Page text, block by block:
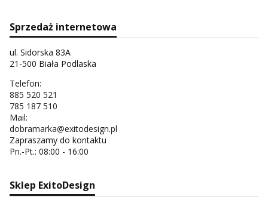
Sprzedaż internetowa
ul. Sidorska 83A
21-500 Biała Podlaska
Telefon:
885 520 521
785 187 510
Mail:
dobramarka@exitodesign.pl
Zapraszamy do kontaktu
Pn.-Pt.: 08:00 - 16:00
Sklep ExitoDesign